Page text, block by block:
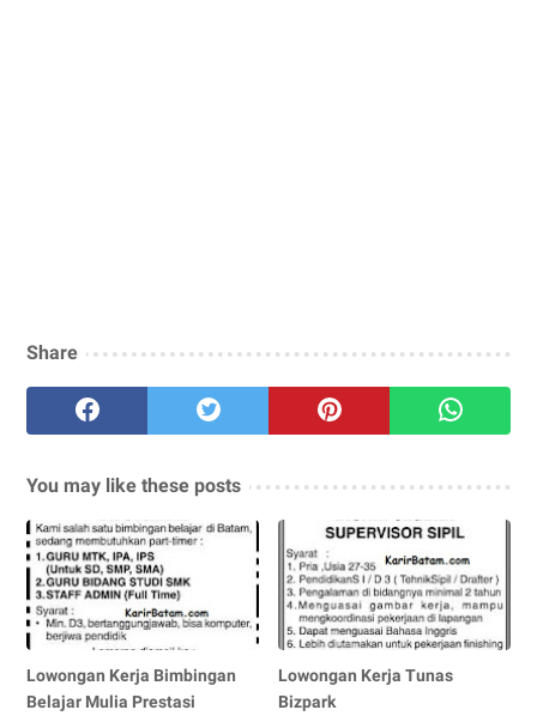
Share
You may like these posts
Lowongan Kerja Bimbingan
Belajar Mulia Prestasi
Lowongan Kerja Tunas
Bizpark